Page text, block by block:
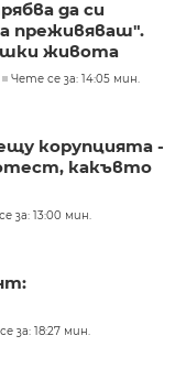
да си
преживяваш".
живота
Чете се за: 14:05 мин.
корупцията -
какъвто
за: 13:00 мин.
за: 18:27 мин.